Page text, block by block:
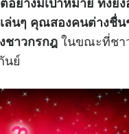
ล่นๆ คุณสองคนต่างชื่
ชาวกรกฎในขณะที่ชา
นย์